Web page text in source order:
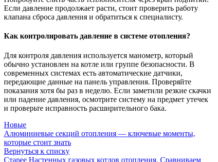
Если давление продолжает расти, стоит проверить работу
клапана сброса давления и обратиться к специалисту.
Как контролировать давление в системе отопления?
Для контроля давления используется манометр, который
обычно установлен на котле или группе безопасности. В
современных системах есть автоматические датчики,
передающие данные на панель управления. Проверяйте
показания хотя бы раз в неделю. Если заметили резкие скачки
или падение давления, осмотрите систему на предмет утечек
и проверьте исправность расширительного бака.
Новые
Алюминиевые секций отопления — ключевые моменты,
которые стоит знать
Вернуться к списку
Старее Настенных газовых котлов отопления. Сравниваем